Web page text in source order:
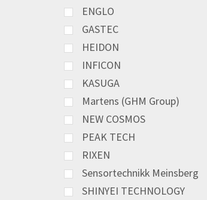
ENGLO
GASTEC
HEIDON
INFICON
KASUGA
Martens (GHM Group)
NEW COSMOS
PEAK TECH
RIXEN
Sensortechnikk Meinsberg
SHINYEI TECHNOLOGY